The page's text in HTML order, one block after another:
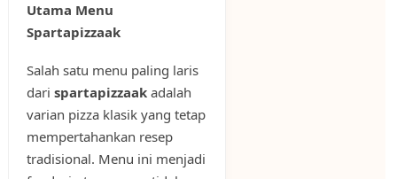
Utama Menu
Spartapizzaak
Salah satu menu paling laris
dari spartapizzaakadalah
varian pizza klasik yang tetap
mempertahankan resep
tradisional. Menu ini menjadi